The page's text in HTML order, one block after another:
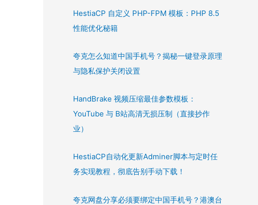
HestiaCP 自定义 PHP-FPM 模板：PHP 8.5
性能优化秘籍
夸克怎么知道中国手机号？揭秘一键登录原理
与隐私保护关闭设置
HandBrake 视频压缩最佳参数模板：
YouTube 与 B站高清无损压制（直接抄作
业）
HestiaCP自动化更新Adminer脚本与定时任
务实现教程，彻底告别手动下载！
夸克网盘分享必须要绑定中国手机号？港澳台